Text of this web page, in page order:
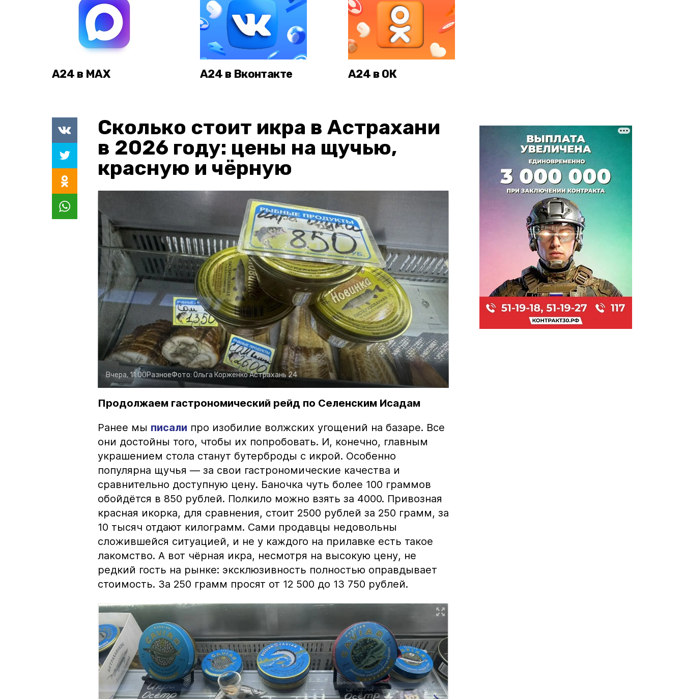
А24 в MAX А24 в Вконтакте А24 в ОК
Сколько стоит икра в Астрахани
в 2026 году: цены на щучью,
красную и чёрную
Вчера, 11:00РазноеФото: Ольга КорженкоАстрахань 24
Продолжаем гастрономический рейд по Селенским Исадам
Ранее мы писали про изобилие волжских угощений на базаре. Все
они достойны того, чтобы их попробовать. И, конечно, главным
украшением стола станут бутерброды с икрой. Особенно
популярна щучья — за свои гастрономические качества и
сравнительно доступную цену. Баночка чуть более 100 граммов
обойдётся в 850 рублей. Полкило можно взять за 4000. Привозная
красная икорка, для сравнения, стоит 2500 рублей за 250 грамм, за
10 тысяч отдают килограмм. Сами продавцы недовольны
сложившейся ситуацией, и не у каждого на прилавке есть такое
лакомство. А вот чёрная икра, несмотря на высокую цену, не
редкий гость на рынке: эксклюзивность полностью оправдывает
стоимость. За 250 грамм просят от 12 500 до 13 750 рублей.